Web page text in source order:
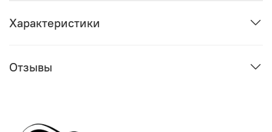
Характеристики
Отзывы